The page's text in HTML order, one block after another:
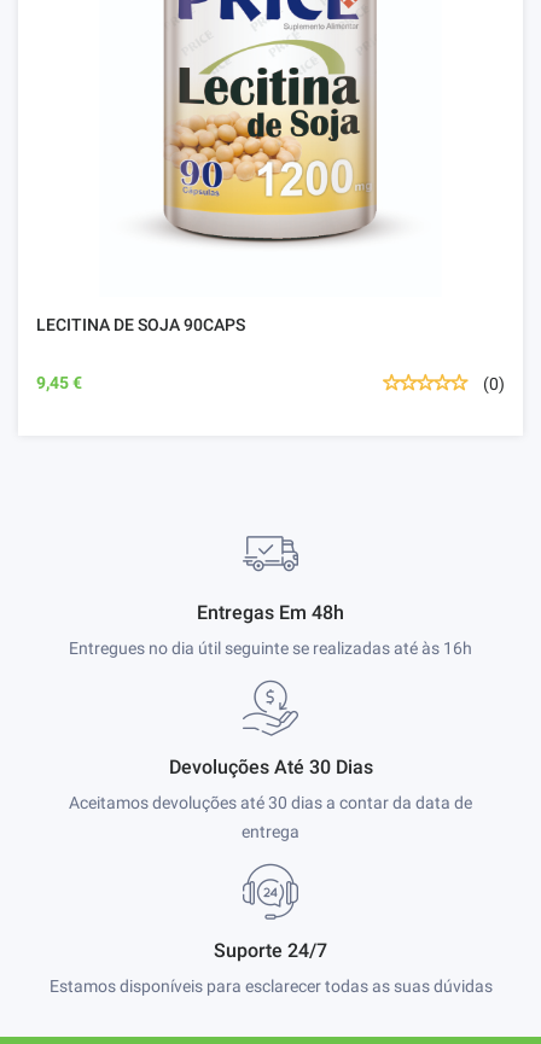
LECITINA DE SOJA 90CAPS
9,45 € (0)
Entregas Em 48h
Entregues no dia útil seguinte se realizadas até às 16h
Devoluções Até 30 Dias
Aceitamos devoluções até 30 dias a contar da data de
entrega
Suporte 24/7
Estamos disponíveis para esclarecer todas as suas dúvidas